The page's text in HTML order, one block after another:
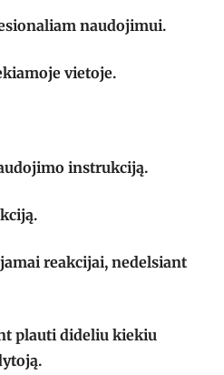
naudojimui.
vietoje.
instrukciją.
reakcijai, nedelsiant
plauti dideliu kiekiu